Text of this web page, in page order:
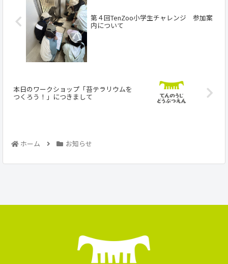
第４回TenZoo小学生チャレンジ 参加案
内について
本日のワークショップ「苔テラリウムを
つくろう！」につきまして
ホーム お知らせ